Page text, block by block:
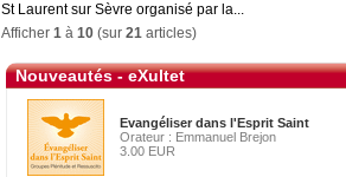
St Laurent sur Sèvre organisé par la...
Afficher 1 à 10 (sur 21 articles)
Nouveautés - eXultet
Evangéliser dans l'Esprit Saint
Orateur : Emmanuel Brejon
3.00 EUR